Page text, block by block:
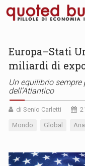
Europa–Stati
miliardi di
Un equilibrio
dell’Atlantico
di Senio Carletti
Mondo Global